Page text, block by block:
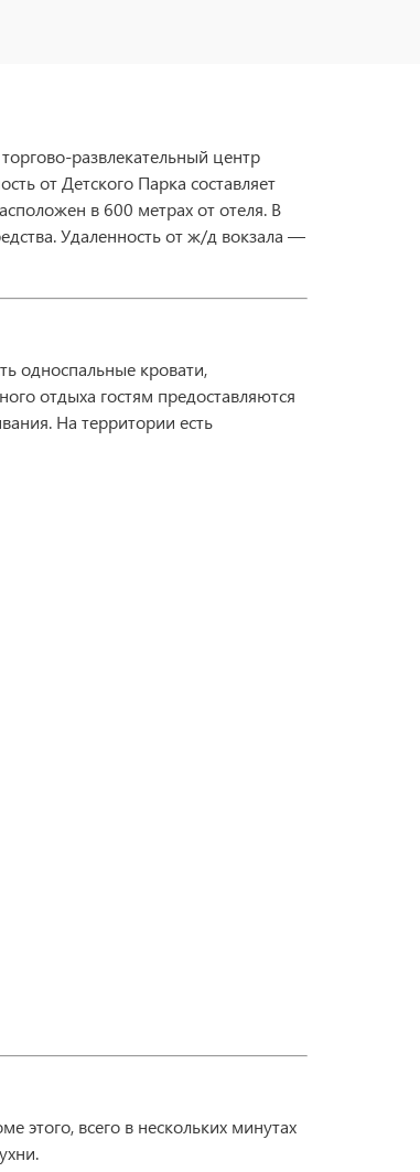
развлекательный центр
от Детского Парка составляет
в 600 метрах от отеля. В
Удаленность от ж/д вокзала —
односпальные кровати,
отдыха гостям предоставляются
На территории есть
этого, всего в нескольких минутах